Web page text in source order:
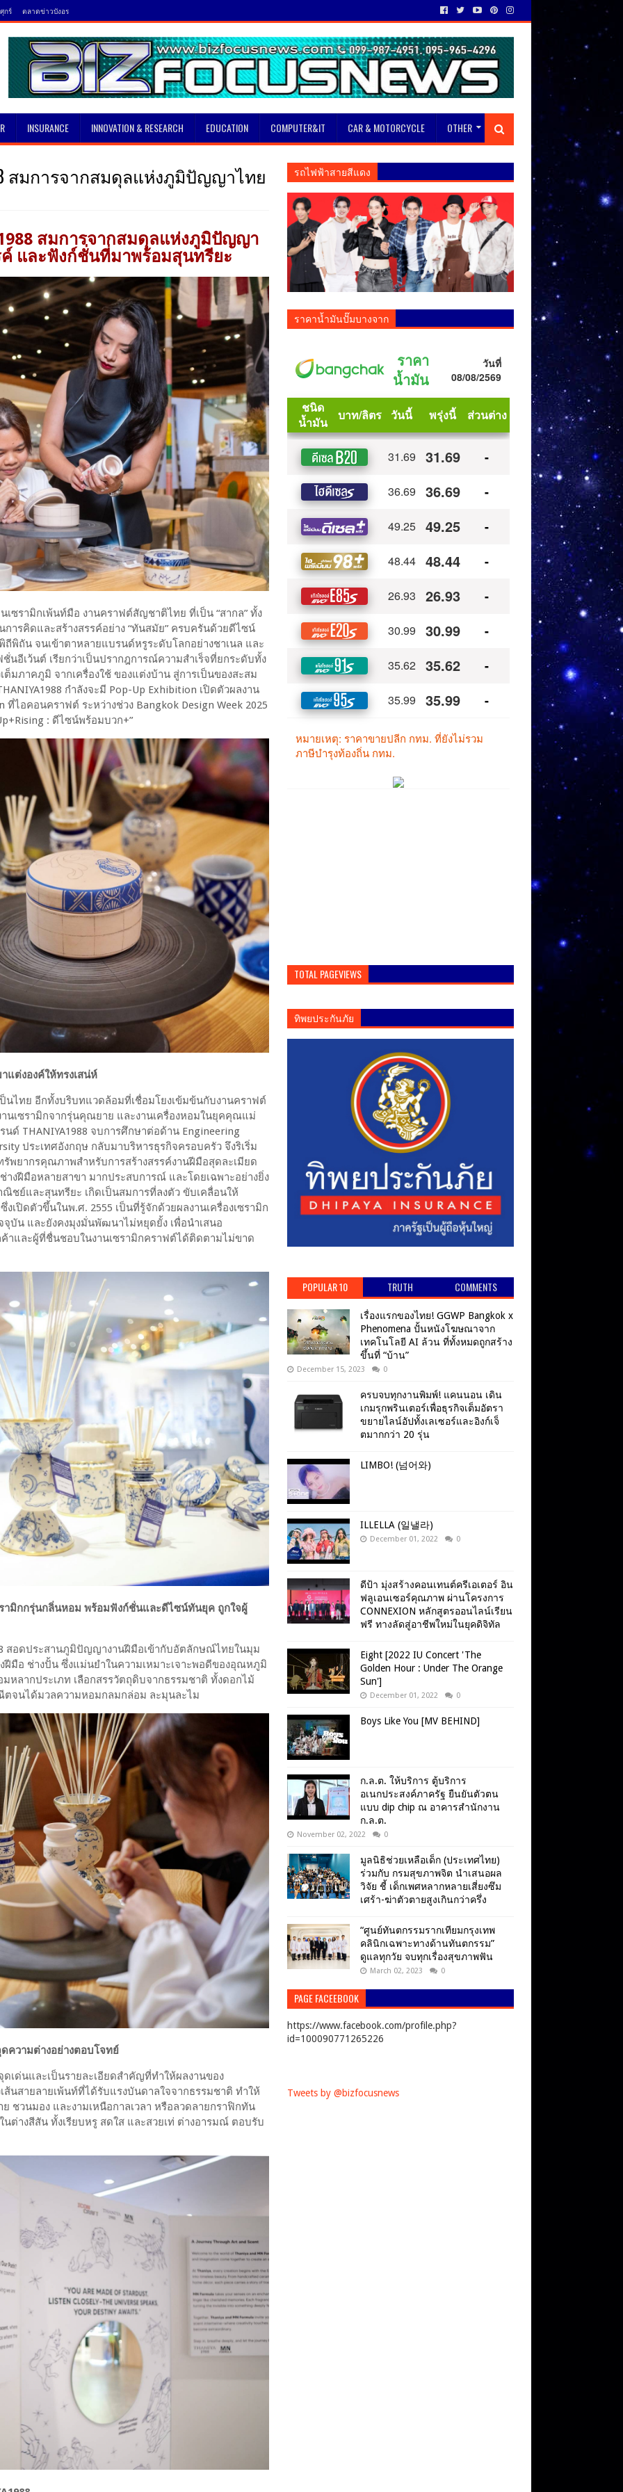
กร์ ตลาดข่าวบังอร
INSURANCE INNOVATION & RESEARCH EDUCATION COMPUTER&IT CAR & MOTORCYCLE OTHER
สมการจากสมดุลแห่งภูมิปัญญาไทย
สมการจากสมดุลแห่งภูมิปัญญา
และฟังก์ชั่นที่มาพร้อมสุนทรียะ
เซรามิกเพ้นท์มือ งานคราฟต์สัญชาติไทย ที่เป็น “สากล” ทั้ง
รคิดและสร้างสรรค์อย่าง “ทันสมัย” ครบครันด้วยดีไซน์
ถัน จนเข้าตาหลายแบรนด์หรูระดับโลกอย่างชาเนล และ
อีเว้นต์ เรียกว่าเป็นปรากฎการณ์ความสำเร็จที่ยกระดับทั้ง
มภาคภูมิ จากเครื่องใช้ ของแต่งบ้าน สู่การเป็นของสะสม
กำลังจะมี Pop-Up Exhibition เปิดตัวผลงาน
ไอคอนคราฟต์ ระหว่างช่วง Bangkok Design Week 2025
: ดีไซน์พร้อมบวก+”
แต่งองค์ให้ทรงเสน่ห์
ไทย อีกทั้งบริบทแวดล้อมที่เชื่อมโยงเข้มข้นกับงานคราฟต์
นเซรามิกจากรุ่นคุณยาย และงานเครื่องหอมในยุคคุณแม่
THANIYA1988 จบการศึกษาต่อด้าน Engineering
ประเทศอังกฤษ กลับมาบริหารธุรกิจครอบครัว จึงริเริ่ม
ยากรคุณภาพสำหรับการสร้างสรรค์งานฝีมือสุดละเมียด
างฝีมือหลายสาขา มากประสบการณ์ และโดยเฉพาะอย่างยิ่ง
ณิชย์และสุนทรียะ เกิดเป็นสมการที่ลงตัว ขับเคลื่อนให้
เปิดตัวขึ้นในพ.ศ. 2555 เป็นที่รู้จักด้วยผลงานเครื่องเซรามิก
บัน และยังคงมุงมั่นพัฒนาไม่หยุดยั้ง เพื่อนำเสนอ
และผู้ที่ชื่นชอบในงานเซรามิกคราฟต์ได้ติดตามไม่ขาด
ามิกกรุ่นกลิ่นหอม พร้อมฟังก์ชั่นและดีไซน์ทันยุค ถูกใจผู้
สอดประสานภูมิปัญญางานฝีมือเข้ากับอัตลักษณ์ไทยในมุม
มือ ช่างปั้น ซึ่งแม่นยำในความเหมาะเจาะพอดีของอุณหภูมิ
หลากประเภท เลือกสรรวัตถุดิบจากธรรมชาติ ทั้งดอกไม้
จนได้มวลความหอมกลมกล่อม ละมุนละไม
ความต่างอย่างตอบโจทย์
เด่นและเป็นรายละเอียดสำคัญที่ทำให้ผลงานของ
ส้นสายลายเพ้นท์ที่ได้รับแรงบันดาลใจจากธรรมชาติ ทำให้
ชวนมอง และงามเหนือกาลเวลา หรือลวดลายกราฟิกทัน
ต่างสีสัน ทั้งเรียบหรู สดใส และสวยเท่ ต่างอารมณ์ ตอบรับ
รถไฟฟ้าสายสีแดง
ราคาน้ำมันปั๊มบางจาก
TOTAL PAGEVIEWS
ทิพยประกันภัย
POPULAR 10 TRUTH COMMENTS
เรื่องแรกของไทย! GGWP Bangkok x
Phenomena ปั้นหนังโฆษณาจาก
เทคโนโลยี AI ล้วน ที่ทั้งหมดถูกสร้าง
ขึ้นที่ “บ้าน”
December 15, 2023 0
ครบจบทุกงานพิมพ์! แคนนอน เดิน
เกมรุกพรินเตอร์เพื่อธุรกิจเต็มอัตรา
ขยายไลน์อัปทั้งเลเซอร์และอิงก์เจ็
ตมากกว่า 20 รุ่น
LIMBO! (넘어와)
ILLELLA (일낼라)
December 01, 2022 0
ดีป้า มุ่งสร้างคอนเทนต์ครีเอเตอร์ อิน
ฟลูเอนเซอร์คุณภาพ ผ่านโครงการ
CONNEXION หลักสูตรออนไลน์เรียน
ฟรี ทางลัดสู่อาชีพใหม่ในยุคดิจิทัล
Eight [2022 IU Concert 'The
Golden Hour : Under The Orange
Sun']
December 01, 2022 0
Boys Like You [MV BEHIND]
ก.ล.ต. ให้บริการ ตู้บริการ
อเนกประสงค์ภาครัฐ ยืนยันตัวตน
แบบ dip chip ณ อาคารสำนักงาน
ก.ล.ต.
November 02, 2022 0
มูลนิธิช่วยเหลือเด็ก (ประเทศไทย)
ร่วมกับ กรมสุขภาพจิต นำเสนอผล
วิจัย ชี้ เด็กเพศหลากหลายเสี่ยงซึม
เศร้า-ฆ่าตัวตายสูงเกินกว่าครึ่ง
“ศูนย์ทันตกรรมรากเทียมกรุงเทพ
คลินิกเฉพาะทางด้านทันตกรรม”
ดูแลทุกวัย จบทุกเรื่องสุขภาพฟัน
March 02, 2023 0
PAGE FACEEBOOK
https://www.facebook.com/profile.php?
id=100090771265226
Tweets by @bizfocusnews